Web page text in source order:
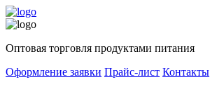
Оптовая торговля продуктами питания
Оформление заявки Прайс-лист Контакты